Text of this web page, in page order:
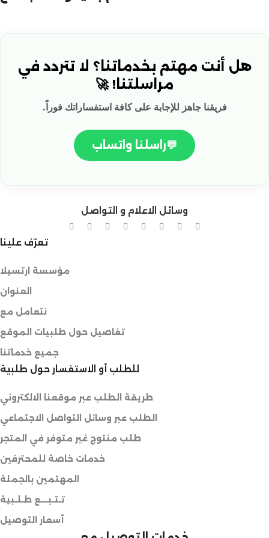
هل أنت مهتم بخدماتنا؟ لا تتردد في
مراسلتنا! 🚀
فريقنا جاهز للإجابة على كافة استفساراتك فوراً.
💬راسلنا واتساب
وسائل الاعلام و التواصل
تعرّف علينا
مؤسسة ارتسيلا
العنوان
نتعامل مع
تفاصيل حول طلبيات الموقع
جميع خدماتنا
للطلب أو الاستفسار حول طلبية
طريقة الطلب عبر موقعنا الالكتروني
الطلب عبر وسائل التواصل الاجتماعي
طلب منتوج غير متوفر في المتجر
خدمات خاصة للمحترفين
المهتمين بالجملة
تـتـبـــع طـلـبية
أسعار التوصيل